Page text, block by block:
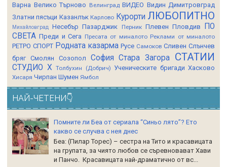
Варна Велико Търново Велинград ВИДЕО Видин Димитровград
Златни пясъци Казанлък Карлово Курорти ЛЮБОПИТНО
Михайловград Несебър Пазарджик Перник Плевен Пловдив
ПО
СВЕТА Преди и Сега Пресата от миналото Реклами от миналото
РЕТРО СПОРТ Родната казарма Русе Самоков Сливен Слънчев
бряг Смолян Созопол София Стара Загора СТАТИИ
СТУДИО Х Толбухин (Добрич) Ученическите бригади Хасково
Хисаря Чирпан Шумен Ямбол
НАЙ-ЧЕТЕНИ👇
Помните ли Беа от сериала “Синьо лято”? Ето
какво се случва с нея днес
Беа: (Пилар Торес) – сестра на Тито и красавицата
на групата, за чиято любов се съревновават Хави
и Панчо. Красавицата най-драматично от вс...